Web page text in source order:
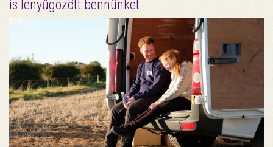
is lenyűgözött bennünket